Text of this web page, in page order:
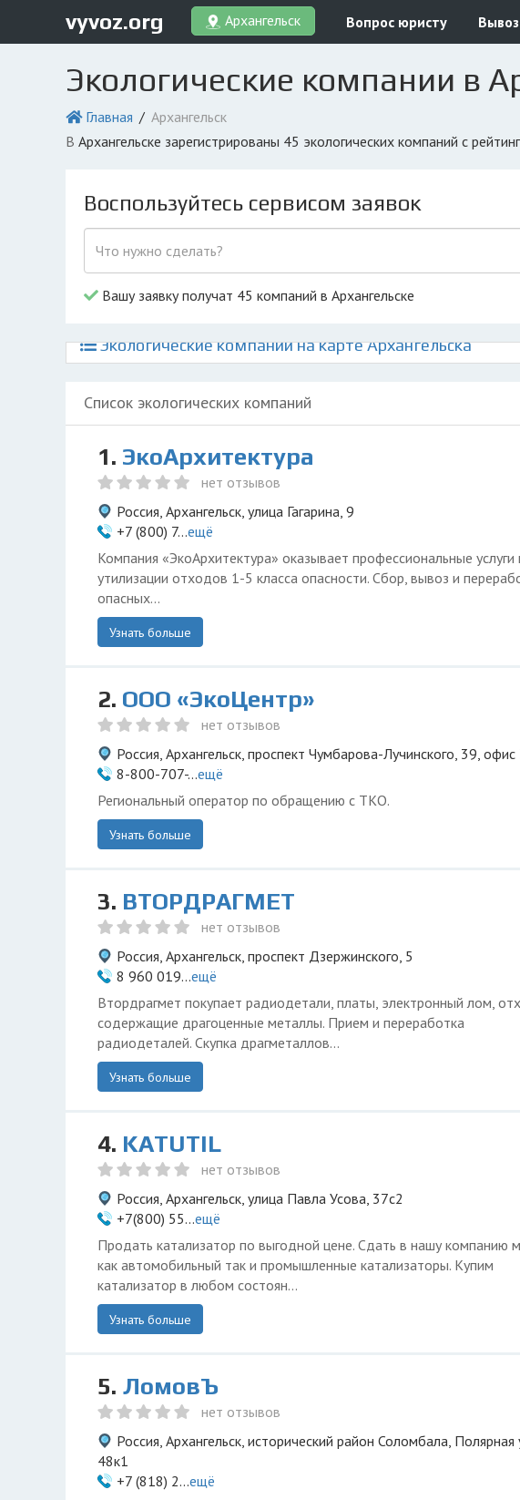
vyvoz.org Архангельск Вопрос юристу Вывоз
Экологические компании в
Главная
Архангельск
в Архангельске зарегистрированы 45 экологических компаний с
Воспользуйтесь сервисом заявок
Вашу заявку получат 45 компаний в Архангельске
Экологические компании на карте Архангельска
Список экологических компаний
1. ЭкоАрхитектура
нет отзывов
Россия, Архангельск, улица Гагарина, 9
+7 (800) 7...ещё
Компания «ЭкоАрхитектура» оказывает профессиональные услуги
утилизации отходов 1-5 класса опасности. Сбор, вывоз и
опасных...
Узнать больше
2. ООО «ЭкоЦентр»
нет отзывов
Россия, Архангельск, проспект Чумбарова-Лучинского, 39, офис
8-800-707-...ещё
Региональный оператор по обращению с ТКО.
Узнать больше
3. ВТОРДРАГМЕТ
нет отзывов
Россия, Архангельск, проспект Дзержинского, 5
8 960 019...ещё
Втордрагмет покупает радиодетали, платы, электронный лом,
содержащие драгоценные металлы. Прием и переработка
радиодеталей. Скупка драгметаллов...
Узнать больше
4. KATUTIL
нет отзывов
Россия, Архангельск, улица Павла Усова, 37с2
+7(800) 55...ещё
Продать катализатор по выгодной цене. Сдать в нашу компанию
как автомобильный так и промышленные катализаторы. Купим
катализатор в любом состоян...
Узнать больше
5. ЛомовЪ
нет отзывов
Россия, Архангельск, исторический район Соломбала, Полярная
48к1
+7 (818) 2...ещё